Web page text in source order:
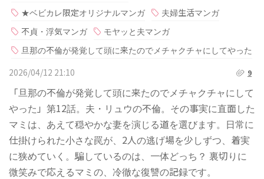
★ベビカレ限定オリジナルマンガ
夫婦生活マンガ
不貞・浮気マンガ
モヤッと夫マンガ
旦那の不倫が発覚して頭に来たのでメチャクチャにしてやった
2026/04/12 21:10
9
「旦那の不倫が発覚して頭に来たのでメチャクチャにして
やった」第12話。夫・リュウの不倫。その事実に直面した
マミは、あえて穏やかな妻を演じる道を選びます。日常に
仕掛けられた小さな罠が、2人の逃げ場を少しずつ、着実
に狭めていく。騙しているのは、一体どっち？ 裏切りに
微笑みで応えるマミの、冷徹な復讐の記録です。